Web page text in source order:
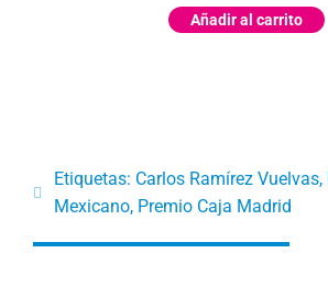
Añadir al carrito
Etiquetas: Carlos Ramírez Vuelvas,
Mexicano, Premio Caja Madrid